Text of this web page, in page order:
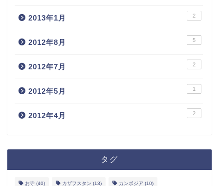
2013年1月 2
2012年8月 5
2012年7月 2
2012年5月 1
2012年4月 2
タグ
お寺 (40) カザフスタン (13) カンボジア (10)
お問い合わせ